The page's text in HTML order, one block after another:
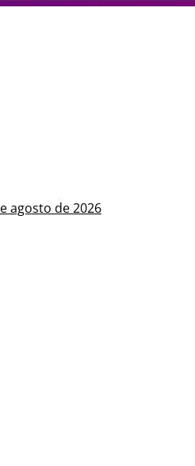
agosto de 2026